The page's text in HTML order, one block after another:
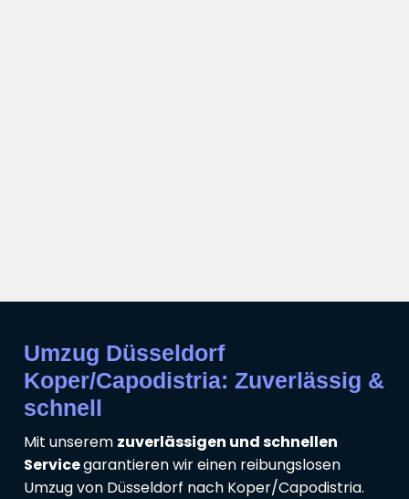
Umzug Düsseldorf
Koper/Capodistria: Zuverlässig &
schnell
Mit unserem zuverlässigen und schnellen
Servicegarantieren wir einen reibungslosen
Umzug von Düsseldorf nach Koper/Capodistria.